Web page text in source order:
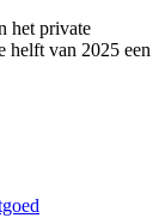
het private
helft van 2025 een